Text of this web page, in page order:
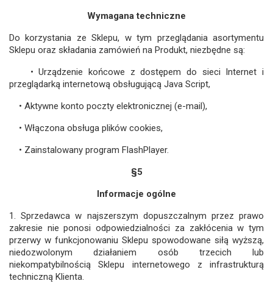
Wymagana techniczne
Do korzystania ze Sklepu, w tym przeglądania asortymentu
Sklepu oraz składania zamówień na Produkt, niezbędne są:
• Urządzenie końcowe z dostępem do sieci Internet i
przeglądarką internetową obsługującą Java Script,
• Aktywne konto poczty elektronicznej (e-mail),
• Włączona obsługa plików cookies,
• Zainstalowany program FlashPlayer.
§5
Informacje ogólne
1. Sprzedawca w najszerszym dopuszczalnym przez prawo
zakresie nie ponosi odpowiedzialności za zakłócenia w tym
przerwy w funkcjonowaniu Sklepu spowodowane siłą wyższą,
niedozwolonym działaniem osób trzecich lub
niekompatybilnością Sklepu internetowego z infrastrukturą
techniczną Klienta.